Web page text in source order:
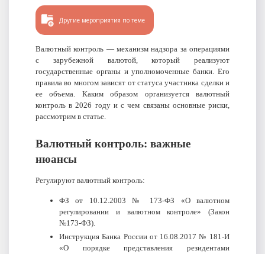
Другие мероприятия по теме
Валютный контроль — механизм надзора за операциями
с зарубежной валютой, который реализуют
государственные органы и уполномоченные банки. Его
правила во многом зависят от статуса участника сделки и
ее объема. Каким образом организуется валютный
контроль в 2026 году и с чем связаны основные риски,
рассмотрим в статье.
Валютный контроль: важные
нюансы
Регулируют валютный контроль:
ФЗ от 10.12.2003 № 173-ФЗ «О валютном
регулировании и валютном контроле» (Закон
№173-ФЗ).
Инструкция Банка России от 16.08.2017 № 181-И
«О порядке представления резидентами